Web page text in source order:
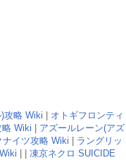
攻略 Wiki
オトギフロンティ
略 Wiki
アズールレーン(アズ
ナイツ攻略 Wiki
ラングリッ
凍京ネクロ SUICIDE